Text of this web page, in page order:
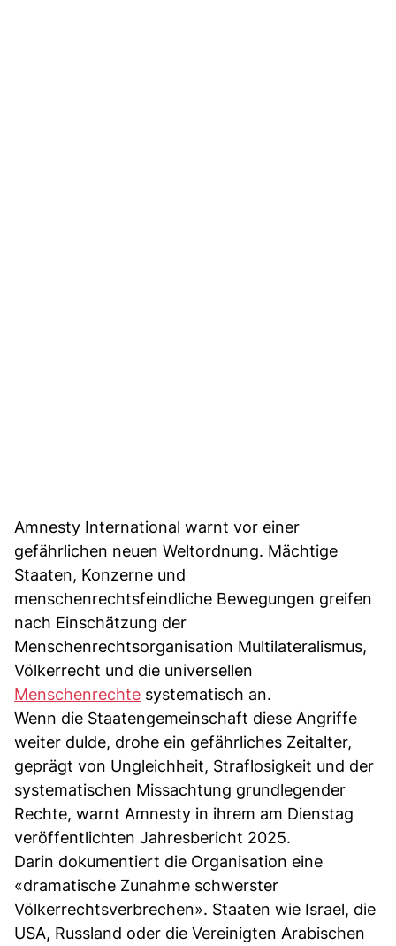
Amnesty International warnt vor einer
gefährlichen neuen Weltordnung. Mächtige
Staaten, Konzerne und
menschenrechtsfeindliche Bewegungen greifen
nach Einschätzung der
Menschenrechtsorganisation Multilateralismus,
Völkerrecht und die universellen
Menschenrechte systematisch an.
Wenn die Staatengemeinschaft diese Angriffe
weiter dulde, drohe ein gefährliches Zeitalter,
geprägt von Ungleichheit, Straflosigkeit und der
systematischen Missachtung grundlegender
Rechte, warnt Amnesty in ihrem am Dienstag
veröffentlichten Jahresbericht 2025.
Darin dokumentiert die Organisation eine
«dramatische Zunahme schwerster
Völkerrechtsverbrechen». Staaten wie Israel, die
USA, Russland oder die Vereinigten Arabischen